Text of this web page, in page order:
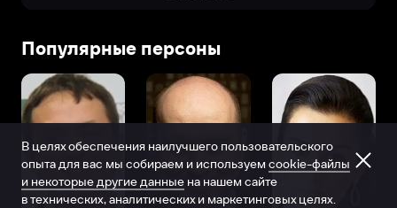
Популярные персоны
В целях обеспечения наилучшего пользовательского
опыта для вас мы собираем и используем cookie-файлы
и некоторые другие данные на нашем сайте
в технических, аналитических и маркетинговых целях.